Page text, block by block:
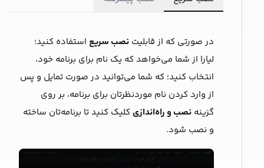
در صورتی که از قابلیت نصب سریع استفاده کنید؛
لیارا از شما می‌خواهد که یک ‌نام برای برنامه خود،
انتخاب کنید؛ که شما می‌توانید در صورت تمایل و پس
از وارد کردن نام موردنظرتان برای برنامه، بر روی
گزینه نصب و راه‌اندازی کلیک کنید تا برنامه‌‌تان ساخته
و نصب شود.